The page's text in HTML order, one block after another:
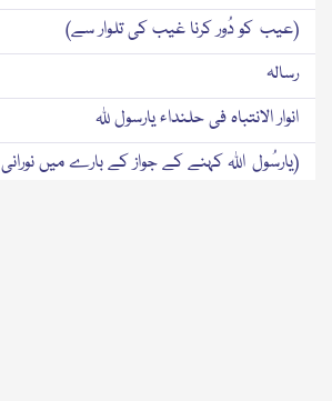
(عیب کو دُور کرنا غیب کی تلوار سے)
رسالہ
انوار الانتباہ فی حلنداء یارسول ﷲ
(یارسُول اﷲ کہنے کے جواز کے بارے میں نورانی